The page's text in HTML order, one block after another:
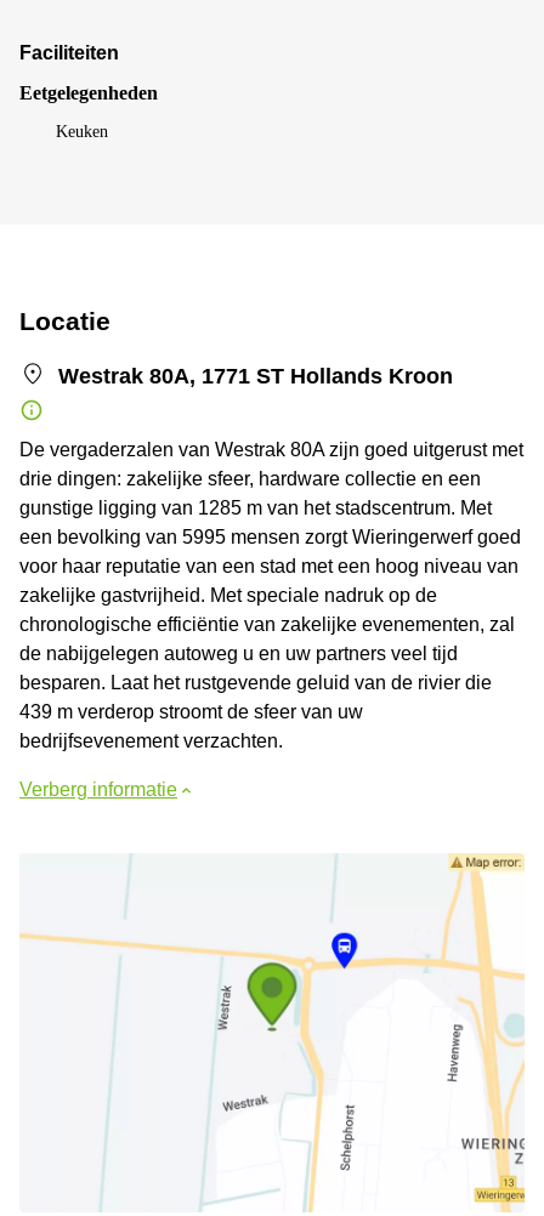
Faciliteiten
Eetgelegenheden
Keuken
Locatie
Westrak 80A, 1771 ST Hollands Kroon
De vergaderzalen van Westrak 80A zijn goed uitgerust met
drie dingen: zakelijke sfeer, hardware collectie en een
gunstige ligging van 1285 m van het stadscentrum. Met
een bevolking van 5995 mensen zorgt Wieringerwerf goed
voor haar reputatie van een stad met een hoog niveau van
zakelijke gastvrijheid. Met speciale nadruk op de
chronologische efficiëntie van zakelijke evenementen, zal
de nabijgelegen autoweg u en uw partners veel tijd
besparen. Laat het rustgevende geluid van de rivier die
439 m verderop stroomt de sfeer van uw
bedrijfsevenement verzachten.
Verberg informatie